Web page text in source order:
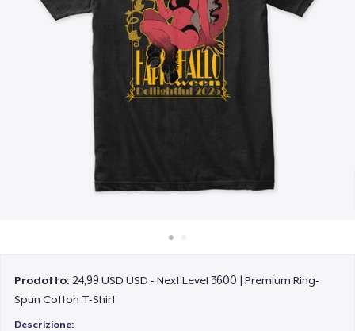
Vendi ovunque
Vendi qualsiasi cosa
Prodotto: 24,99 USD USD - Next Level 3600 | Premium Ring-
Spun Cotton T-Shirt
Descrizione: